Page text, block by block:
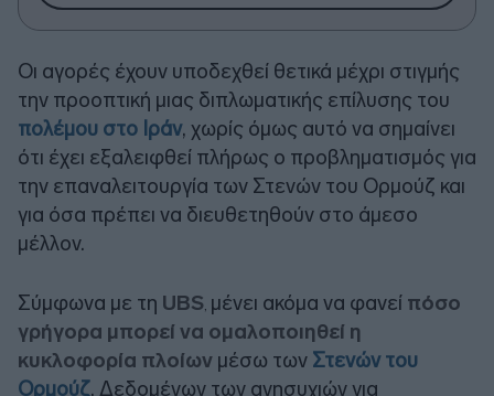
Οι αγορές έχουν υποδεχθεί θετικά μέχρι στιγμής
την προοπτική μιας διπλωματικής επίλυσης του
πολέμου στο Ιράν, χωρίς όμως αυτό να σημαίνει
ότι έχει εξαλειφθεί πλήρως ο προβληματισμός για
την επαναλειτουργία των Στενών του Ορμούζ και
για όσα πρέπει να διευθετηθούν στο άμεσο
μέλλον.
Σύμφωνα με τη UBS μένει ακόμα να φανεί πόσο
γρήγορα μπορεί να ομαλοποιηθεί η
κυκλοφορία πλοίων μέσω των Στενών του
Ορμούζ. Δεδομένων των ανησυχιών για